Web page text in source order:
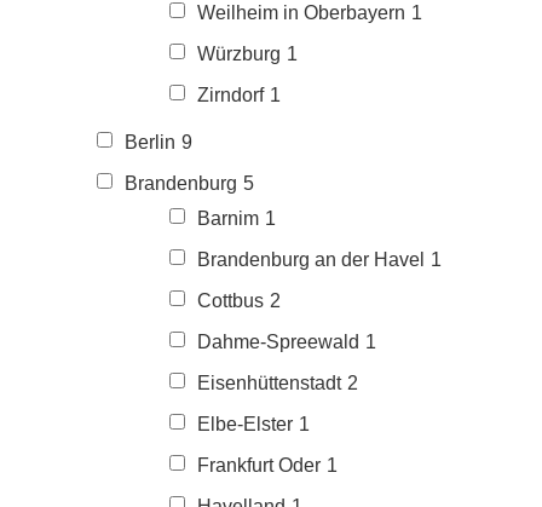
Weilheim in Oberbayern 1
Würzburg 1
Zirndorf 1
Berlin 9
Brandenburg 5
Barnim 1
Brandenburg an der Havel 1
Cottbus 2
Dahme-Spreewald 1
Eisenhüttenstadt 2
Elbe-Elster 1
Frankfurt Oder 1